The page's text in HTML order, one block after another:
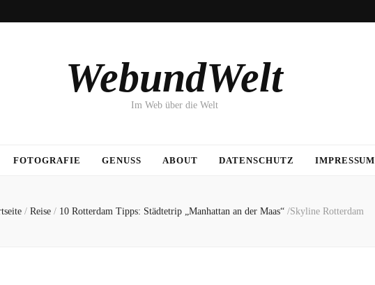
WebundWelt
Im Web über die Welt
FOTOGRAFIE GENUSS ABOUT DATENSCHUTZ IMPRESSUM
/ Reise / 10 Rotterdam Tipps: Städtetrip „Manhattan an der Maas“ /Skyline Rotterdam